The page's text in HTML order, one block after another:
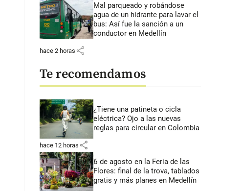
Mal parqueado y robándose
agua de un hidrante para lavar el
bus: Así fue la sanción a un
conductor en Medellín
hace 2 horas share
Te recomendamos
¿Tiene una patineta o cicla
eléctrica? Ojo a las nuevas
reglas para circular en Colombia
hace 12 horas share
6 de agosto en la Feria de las
Flores: final de la trova, tablados
gratis y más planes en Medellín